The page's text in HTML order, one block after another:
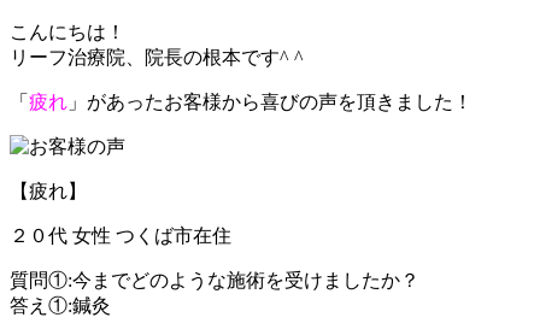
こんにちは！
リーフ治療院、院長の根本です^ ^
「 疲れ 」があったお客様から喜びの声を頂きました！
【疲れ】
２０代 女性 つくば市在住
質問①:今までどのような施術を受けましたか？
答え①:鍼灸